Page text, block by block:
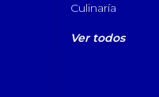
Culinaría
Ver todos